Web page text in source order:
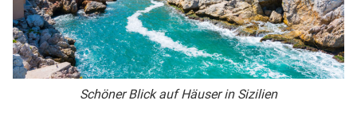
Schöner Blick auf Häuser in Sizilien